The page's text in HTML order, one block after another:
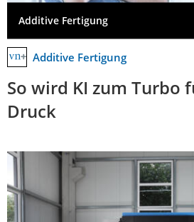
Additive Fertigung
Additive Fertigung
So wird KI zum Turbo
Druck